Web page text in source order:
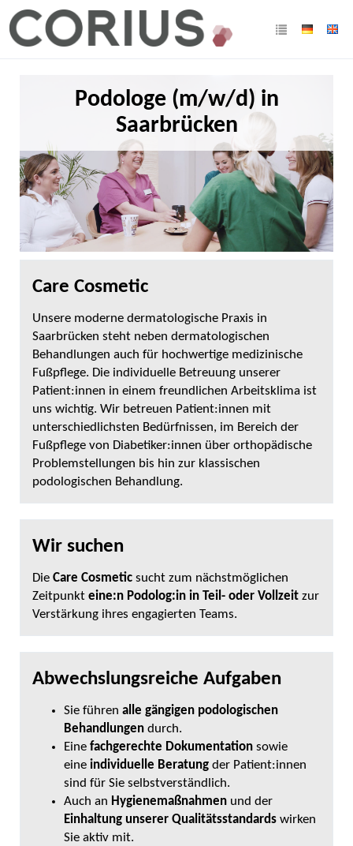
Podologe (m/w/d) in
Saarbrücken
Care Cosmetic
Unsere moderne dermatologische Praxis in
Saarbrücken steht neben dermatologischen
Behandlungen auch für hochwertige medizinische
Fußpflege. Die individuelle Betreuung unserer
Patient:innen in einem freundlichen Arbeitsklima ist
uns wichtig. Wir betreuen Patient:innen mit
unterschiedlichsten Bedürfnissen, im Bereich der
Fußpflege von Diabetiker:innen über orthopädische
Problemstellungen bis hin zur klassischen
podologischen Behandlung.
Wir suchen
Die Care Cosmetic sucht zum nächstmöglichen
Zeitpunkt eine:n Podolog:in in Teil- oder Vollzeit zur
Verstärkung ihres engagierten Teams.
Abwechslungsreiche Aufgaben
Sie führen alle gängigen podologischen
Behandlungen durch.
Eine fachgerechte Dokumentation sowie
eine individuelle Beratung der Patient:innen
sind für Sie selbstverständlich.
Auch an Hygienemaßnahmen und der
Einhaltung unserer Qualitätsstandards wirken
Sie aktiv mit.